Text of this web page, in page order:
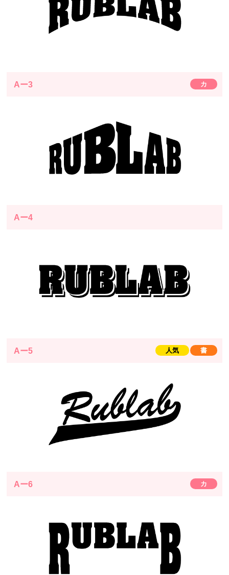
Aー3 カ
Aー4
Aー5 人気 書
Aー6 カ